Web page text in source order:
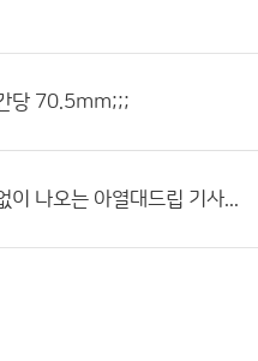
당 70.5mm;;;
이 나오는 아열대드립 기사...